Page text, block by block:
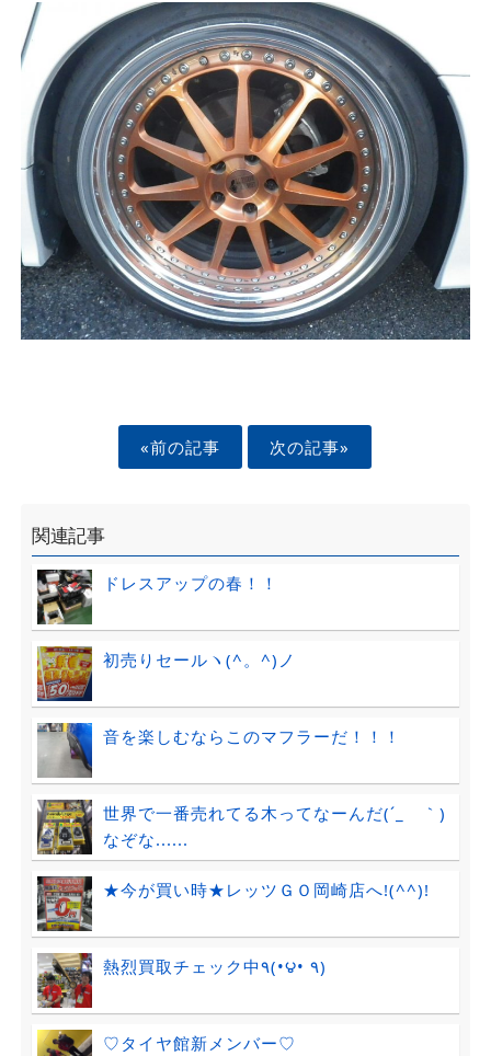
«前の記事 次の記事»
関連記事
ドレスアップの春！！
初売りセールヽ(^。^)ノ
音を楽しむならこのマフラーだ！！！
世界で一番売れてる木ってなーんだ(´_ゝ｀)
なぞな......
★今が買い時★レッツＧＯ岡崎店へ!(^^)!
熱烈買取チェック中٩(•౪• ٩)
♡タイヤ館新メンバー♡